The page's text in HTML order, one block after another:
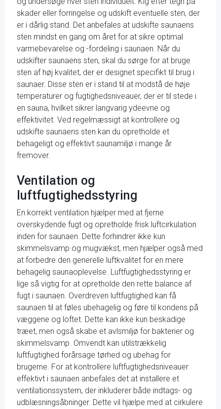
skader eller forringelse og udskift eventuelle sten, der
er i dårlig stand. Det anbefales at udskifte saunaens
sten mindst en gang om året for at sikre optimal
varmebevarelse og -fordeling i saunaen. Når du
udskifter saunaens sten, skal du sørge for at bruge
sten af høj kvalitet, der er designet specifikt til brug i
saunaer. Disse sten er i stand til at modstå de høje
temperaturer og fugtighedsniveauer, der er til stede i
en sauna, hvilket sikrer langvarig ydeevne og
effektivitet. Ved regelmæssigt at kontrollere og
udskifte saunaens sten kan du opretholde et
behageligt og effektivt saunamiljø i mange år
fremover.
Ventilation og
luftfugtighedsstyring
En korrekt ventilation hjælper med at fjerne
overskydende fugt og opretholde frisk luftcirkulation
inden for saunaen. Dette forhindrer ikke kun
skimmelsvamp og mugvækst, men hjælper også med
at forbedre den generelle luftkvalitet for en mere
behagelig saunaoplevelse. Luftfugtighedsstyring er
lige så vigtig for at opretholde den rette balance af
fugt i saunaen. Overdreven luftfugtighed kan få
saunaen til at føles ubehagelig og føre til kondens på
væggene og loftet. Dette kan ikke kun beskadige
træet, men også skabe et avlsmiljø for bakterier og
skimmelsvamp. Omvendt kan utilstrækkelig
luftfugtighed forårsage tørhed og ubehag for
brugerne. For at kontrollere luftfugtighedsniveauer
effektivt i saunaen anbefales det at installere et
ventilationssystem, der inkluderer både indtags- og
udblæsningsåbninger. Dette vil hjælpe med at cirkulere